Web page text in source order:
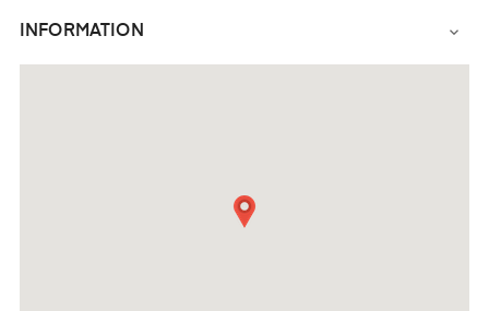
INFORMATION 